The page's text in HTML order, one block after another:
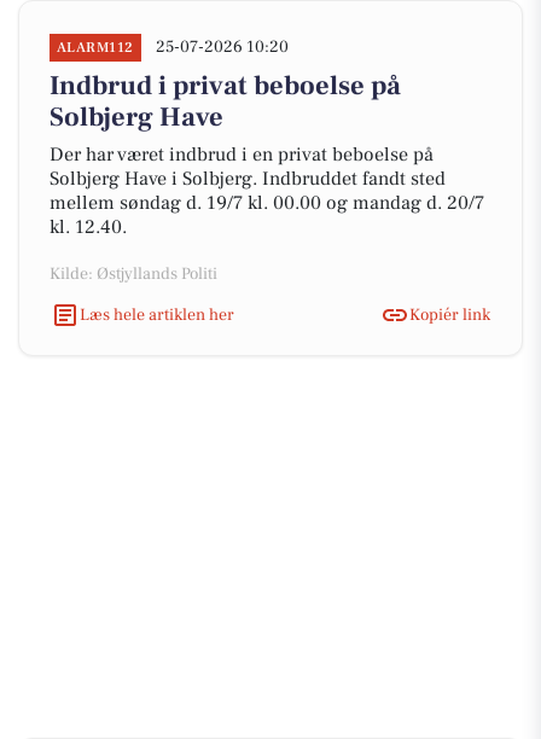
ALARM112 25-07-2026 10:20
Indbrud i privat beboelse på
Solbjerg Have
Der har været indbrud i en privat beboelse på
Solbjerg Have i Solbjerg. Indbruddet fandt sted
mellem søndag d. 19/7 kl. 00.00 og mandag d. 20/7
kl. 12.40.
Kilde: Østjyllands Politi
Læs hele artiklen her
Kopiér link